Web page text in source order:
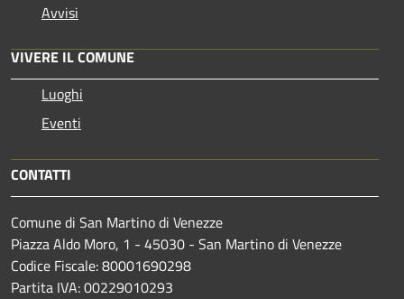
Avvisi
VIVERE IL COMUNE
Luoghi
Eventi
CONTATTI
Comune di San Martino di Venezze
Piazza Aldo Moro, 1 - 45030 - San Martino di Venezze
Codice Fiscale: 80001690298
Partita IVA: 00229010293